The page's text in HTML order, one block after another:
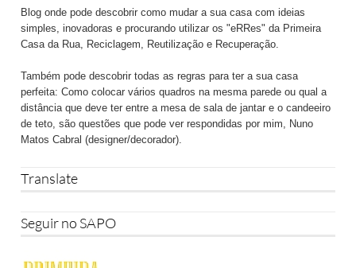
Blog onde pode descobrir como mudar a sua casa com ideias
simples, inovadoras e procurando utilizar os "eRRes" da Primeira
Casa da Rua, Reciclagem, Reutilização e Recuperação.
Também pode descobrir todas as regras para ter a sua casa
perfeita: Como colocar vários quadros na mesma parede ou qual a
distância que deve ter entre a mesa de sala de jantar e o candeeiro
de teto, são questões que pode ver respondidas por mim, Nuno
Matos Cabral (designer/decorador).
Translate
Seguir no SAPO